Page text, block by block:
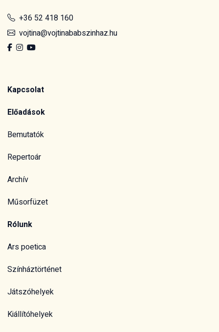
+36 52 418 160
vojtina@vojtinababszinhaz.hu
Kapcsolat
Előadások
Bemutatók
Repertoár
Archív
Műsorfüzet
Rólunk
Ars poetica
Színháztörténet
Játszóhelyek
Kiállítóhelyek